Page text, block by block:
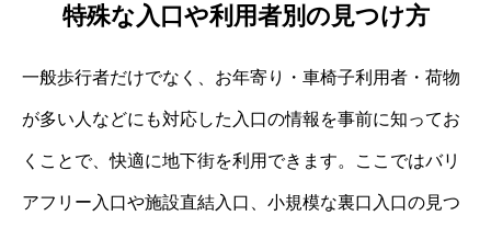
特殊な入口や利用者別の見つけ方
一般歩行者だけでなく、お年寄り・車椅子利用者・荷物
が多い人などにも対応した入口の情報を事前に知ってお
くことで、快適に地下街を利用できます。ここではバリ
アフリー入口や施設直結入口、小規模な裏口入口の見つ